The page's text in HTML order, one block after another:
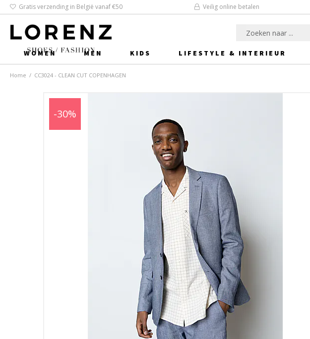
Gratis verzending in België vanaf €50 Veilig online betalen
WOMEN MEN KIDS LIFESTYLE & INTERIEUR
Home / CC3024 - CLEAN CUT COPENHAGEN
-30%